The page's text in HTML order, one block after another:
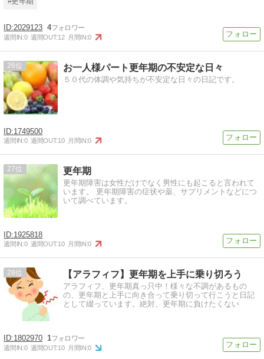
2029123 4
週間IN:0 週間OUT:12 月間IN:0
26 お一人様パート更年期の不安定な日々
５０代の体調や気持ちが不安定な日々の日記です。
1749500
週間IN:0 週間OUT:10 月間IN:0
27 更年期
更年期障害は女性だけでなく男性にも起こると言われて
います。 更年期障害の症状や薬、サプリメントなどにつ
いて調べています。
1925818
週間IN:0 週間OUT:10 月間IN:0
28 【アラフィフ】更年期を上手に乗り切ろう
アラフィフ、更年期真っ只中！様々な不調があるもの
の、更年期と上手に向き合って乗り切って行こうと日記
として綴っています。絶対、更年期に負けたくない
1802970 1
週間IN:0 週間OUT:10 月間IN:0